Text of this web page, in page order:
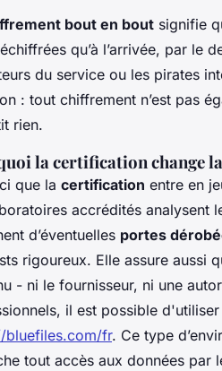
bout en bout signifie
qu’à l’arrivée, par le
du service ou les pirates
: tout chiffrement n’est pas
rien.
la certification change
que la certification entre en
accrédités analysent
d’éventuelles portes
rigoureux. Elle assure aussi
- ni le fournisseur, ni une
il est possible
bluefiles.com/fr. Ce type
tout accès aux données par